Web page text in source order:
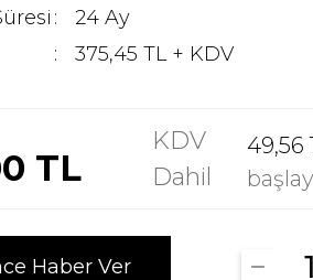
24 Ay
375,45 TL + KDV
TL
KDV
Dahil
49,56
Haber Ver